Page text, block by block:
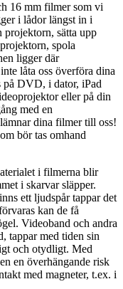
16 mm filmer som vi
i lådor längst in i
projektorn, sätta upp
spola
ligger där
låta oss överföra dina
DVD, i dator, iPad
eller på din
med en
dina filmer till oss!
bör tas omhand
i filmerna blir
i skarvar släpper.
ett ljudspår tappar det
kan de få
Videoband och andra
tappar med tiden sin
och otydligt. Med
en överhängande risk
med magneter, t.ex. i